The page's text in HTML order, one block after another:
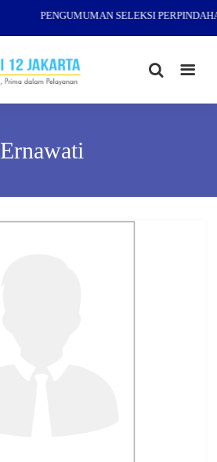
PENGUMUMAN SELEKSI
Ernawati